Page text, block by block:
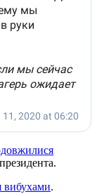
вибухами.